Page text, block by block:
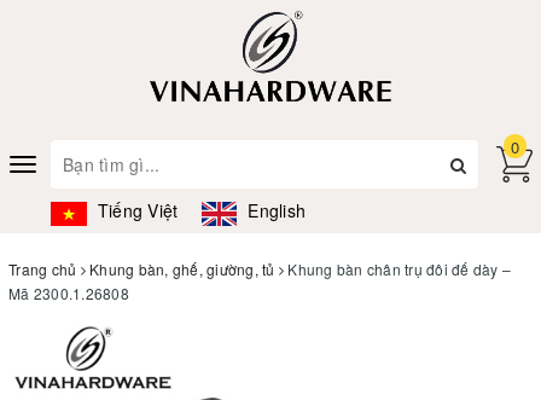
Toggle
navigation
Tiếng Việt English
0
Trang chủ Khung bàn, ghế, giường, tủ
Khung bàn chân trụ đôi đế dày –
Mã 2300.1.26808